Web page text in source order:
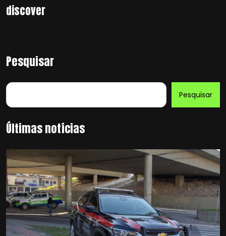
discover
Pesquisar
Pesquisar
Últimas notícias